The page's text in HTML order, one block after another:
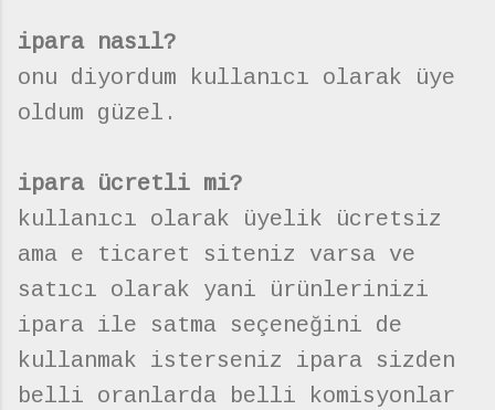
ipara nasıl?
onu diyordum kullanıcı olarak üye
oldum güzel.
ipara ücretli mi?
kullanıcı olarak üyelik ücretsiz
ama e ticaret siteniz varsa ve
satıcı olarak yani ürünlerinizi
ipara ile satma seçeneğini de
kullanmak isterseniz ipara sizden
belli oranlarda belli komisyonlar